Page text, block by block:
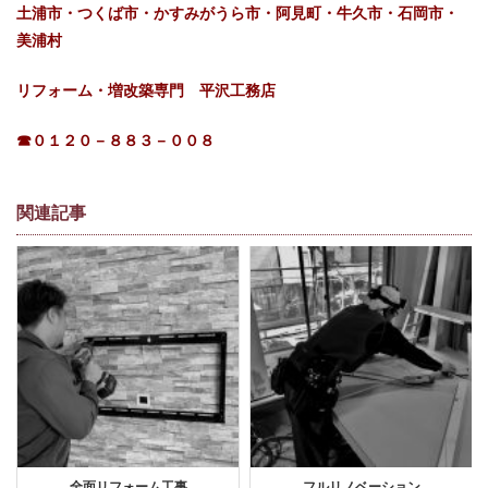
土浦市・つくば市・かすみがうら市・阿見町・牛久市・石岡市・
美浦村
リフォーム・増改築専門 平沢工務店
☎０１２０－８８３－００８
関連記事